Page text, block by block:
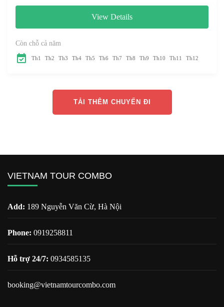
cả để dành thời
cho chính...
View Details
Còn chỗ cả năm
Th1 Th2 Th3 Th4 Th5 Th6 Th7 Th8 Th9 Th10 Th11 Th12
TẢI THÊM CHUYẾN ĐI
VIETNAM TOUR COMBO
Add: 189 Nguyễn Văn Cừ, Hà Nội
Phone: 0919258811
Hỗ trợ 24/7: 0934585135
booking@vietnamtourcombo.com